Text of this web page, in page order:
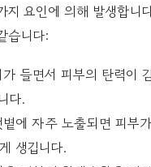
지 요인에 의해 발생합니
습니다:
들면서 피부의 탄력이
다.
에 자주 노출되면 피부
생깁니다.